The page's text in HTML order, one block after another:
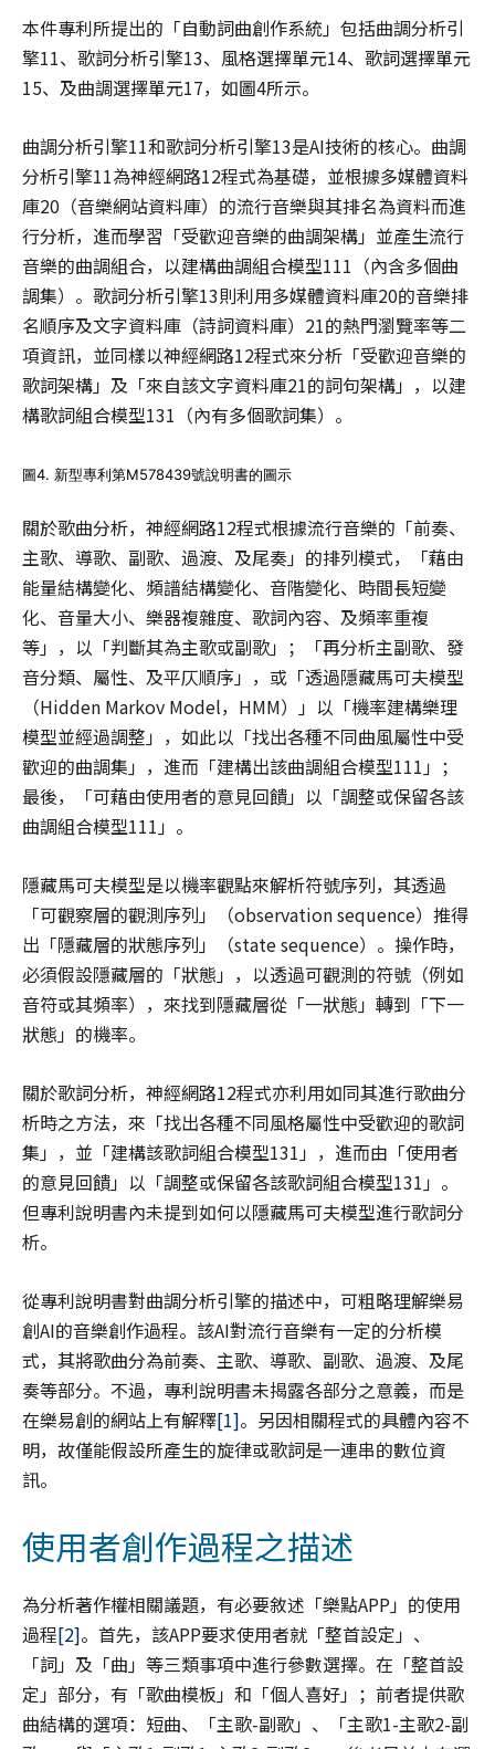
本件專利所提出的「自動詞曲創作系統」包括曲調分析引
擎11、歌詞分析引擎13、風格選擇單元14、歌詞選擇單元
15、及曲調選擇單元17，如圖4所示。
曲調分析引擎11和歌詞分析引擎13是AI技術的核心。曲調
分析引擎11為神經網路12程式為基礎，並根據多媒體資料
庫20（音樂網站資料庫）的流行音樂與其排名為資料而進
行分析，進而學習「受歡迎音樂的曲調架構」並產生流行
音樂的曲調組合，以建構曲調組合模型111（內含多個曲
調集）。歌詞分析引擎13則利用多媒體資料庫20的音樂排
名順序及文字資料庫（詩詞資料庫）21的熱門瀏覽率等二
項資訊，並同樣以神經網路12程式來分析「受歡迎音樂的
歌詞架構」及「來自該文字資料庫21的詞句架構」，以建
構歌詞組合模型131（內有多個歌詞集）。
圖4. 新型專利第M578439號說明書的圖示
關於歌曲分析，神經網路12程式根據流行音樂的「前奏、
主歌、導歌、副歌、過渡、及尾奏」的排列模式，「藉由
能量結構變化、頻譜結構變化、音階變化、時間長短變
化、音量大小、樂器複雜度、歌詞內容、及頻率重複
等」，以「判斷其為主歌或副歌」；「再分析主副歌、發
音分類、屬性、及平仄順序」，或「透過隱藏馬可夫模型
（Hidden Markov Model，HMM）」以「機率建構樂理
模型並經過調整」，如此以「找出各種不同曲風屬性中受
歡迎的曲調集」，進而「建構出該曲調組合模型111」；
最後，「可藉由使用者的意見回饋」以「調整或保留各該
曲調組合模型111」。
隱藏馬可夫模型是以機率觀點來解析符號序列，其透過
「可觀察層的觀測序列」（observation sequence）推得
出「隱藏層的狀態序列」（state sequence）。操作時，
必須假設隱藏層的「狀態」，以透過可觀測的符號（例如
音符或其頻率），來找到隱藏層從「一狀態」轉到「下一
狀態」的機率。
關於歌詞分析，神經網路12程式亦利用如同其進行歌曲分
析時之方法，來「找出各種不同風格屬性中受歡迎的歌詞
集」，並「建構該歌詞組合模型131」，進而由「使用者
的意見回饋」以「調整或保留各該歌詞組合模型131」。
但專利說明書內未提到如何以隱藏馬可夫模型進行歌詞分
析。
從專利說明書對曲調分析引擎的描述中，可粗略理解樂易
創AI的音樂創作過程。該AI對流行音樂有一定的分析模
式，其將歌曲分為前奏、主歌、導歌、副歌、過渡、及尾
奏等部分。不過，專利說明書未揭露各部分之意義，而是
在樂易創的網站上有解釋[1]。另因相關程式的具體內容不
明，故僅能假設所產生的旋律或歌詞是一連串的數位資
訊。
使用者創作過程之描述
為分析著作權相關議題，有必要敘述「樂點APP」的使用
過程[2]。首先，該APP要求使用者就「整首設定」、
「詞」及「曲」等三類事項中進行參數選擇。在「整首設
定」部分，有「歌曲模板」和「個人喜好」；前者提供歌
曲結構的選項：短曲、「主歌-副歌」、「主歌1-主歌2-副